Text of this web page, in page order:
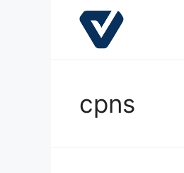
cpns